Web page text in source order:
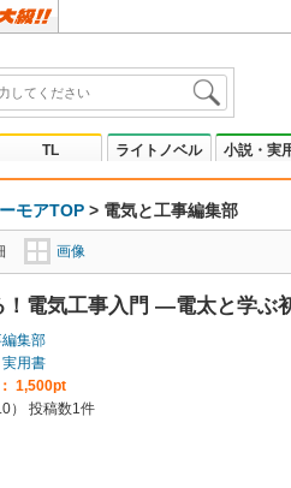
TL ライトノベル 小説・実
モアTOP > 電気と工事編集部
画像
！電気工事入門 ―電太と学ぶ
集部
用書
1,500pt
） 投稿数1件